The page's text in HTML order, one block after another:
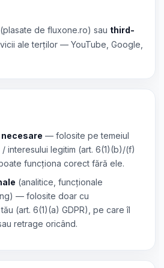
(plasate de fluxone.ro) sau third-
ale terților — YouTube, Google,
— folosite pe temeiul
interesului legitim (art. 6(1)(b)/(f)
funcționa corect fără ele.
(analitice, funcționale
— folosite doar cu
tău (art. 6(1)(a) GDPR), pe care îl
retrage oricând.